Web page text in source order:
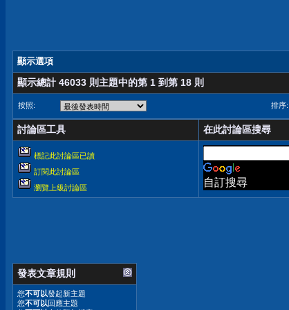
顯示選項
顯示總計 46033 則主題中的第 1 到第 18 則
按照: 排序:
討論區工具 在此討論區搜尋
標記此討論區已讀
訂閱此討論區
瀏覽上級討論區
自訂搜尋
發表文章規則
您不可以發起新主題
您不可以回應主題